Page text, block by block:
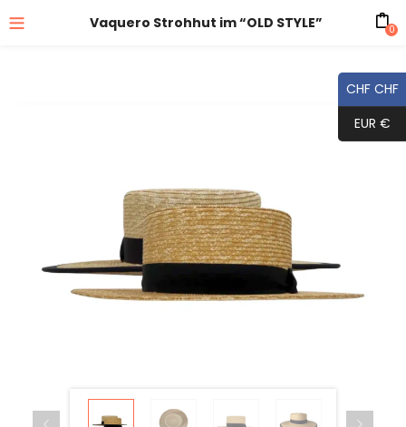
Vaquero Strohhut im “OLD STYLE” 0
CHF CHF
EUR €